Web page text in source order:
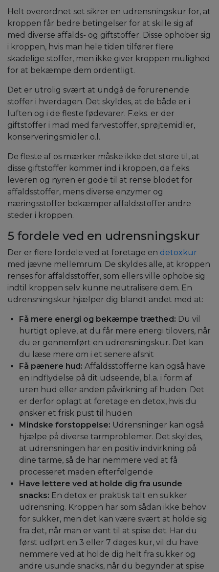
Helt overordnet set sikrer en udrensningskur for, at
kroppen får bedre betingelser for at skille sig af
med diverse affalds- og giftstoffer. Disse ophober sig
i kroppen, hvis man hele tiden tilfører flere
skadelige stoffer, men ikke giver kroppen mulighed
for at bekæmpe dem ordentligt.
Det er utrolig svært at undgå de forurenende
stoffer i hverdagen. Det skyldes, at de både er i
luften og i de fleste fødevarer. F.eks. er der
giftstoffer i mad med farvestoffer, sprøjtemidler,
konserveringsmidler o.l.
De fleste af os mærker måske ikke det store til, at
disse giftstoffer kommer ind i kroppen, da f.eks.
leveren og nyren er gode til at rense blodet for
affaldsstoffer, mens diverse enzymer og
næringsstoffer bekæmper affaldsstoffer andre
steder i kroppen.
5 fordele ved en udrensningskur
Der er flere fordele ved at foretage en detoxkur
med jævne mellemrum. De skyldes alle, at kroppen
renses for affaldsstoffer, som ellers ville ophobe sig
indtil kroppen selv kunne neutralisere dem. En
udrensningskur hjælper dig blandt andet med at:
Få mere energi og bekæmpe træthed: Du vil
hurtigt opleve, at du får mere energi tilovers, når
du er gennemført en udrensningskur. Det kan
du læse mere om i et senere afsnit
Få pænere hud: Affaldsstofferne kan også have
en indflydelse på dit udseende, bl.a. i form af
uren hud eller anden påvirkning af huden. Det
er derfor oplagt at foretage en detox, hvis du
ønsker et frisk pust til huden
Mindske forstoppelse: Udrensninger kan også
hjælpe på diverse tarmproblemer. Det skyldes,
at udrensningen har en positiv indvirkning på
dine tarme, så de har nemmere ved at få
processeret maden efterfølgende
Have lettere ved at holde dig fra usunde
snacks: En detox er praktisk talt en sukker
udrensning. Kroppen har som sådan ikke behov
for sukker, men det kan være svært at holde sig
fra det, når man er vant til at spise det. Har du
først udført en 3 eller 7 dages kur, vil du have
nemmere ved at holde dig helt fra sukker og
andre usunde snacks, når du begynder at spise